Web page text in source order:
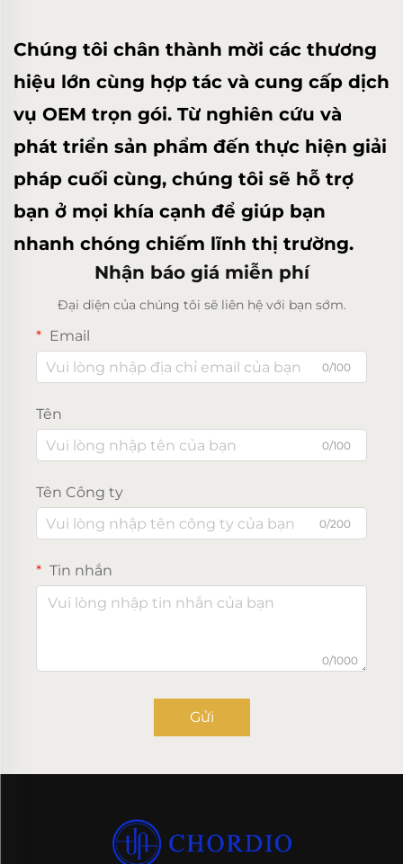
Chúng tôi chân thành mời các thương
hiệu lớn cùng hợp tác và cung cấp dịch
vụ OEM trọn gói. Từ nghiên cứu và
phát triển sản phẩm đến thực hiện giải
pháp cuối cùng, chúng tôi sẽ hỗ trợ
bạn ở mọi khía cạnh để giúp bạn
nhanh chóng chiếm lĩnh thị trường.
Nhận báo giá miễn phí
Đại diện của chúng tôi sẽ liên hệ với bạn sớm.
Email
0/100
Tên
0/100
Tên Công ty
0/200
Tin nhắn
0/1000
Gửi